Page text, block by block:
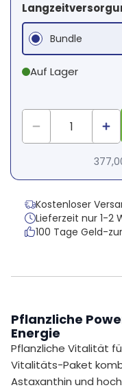
Bundle
Auf Lager
Kostenloser
Lieferzeit nur 1-2
100 Tage Geld-
Pflanzliche
Energie
Pflanzliche Vitalität
Vitalitäts-Paket
Astaxanthin und